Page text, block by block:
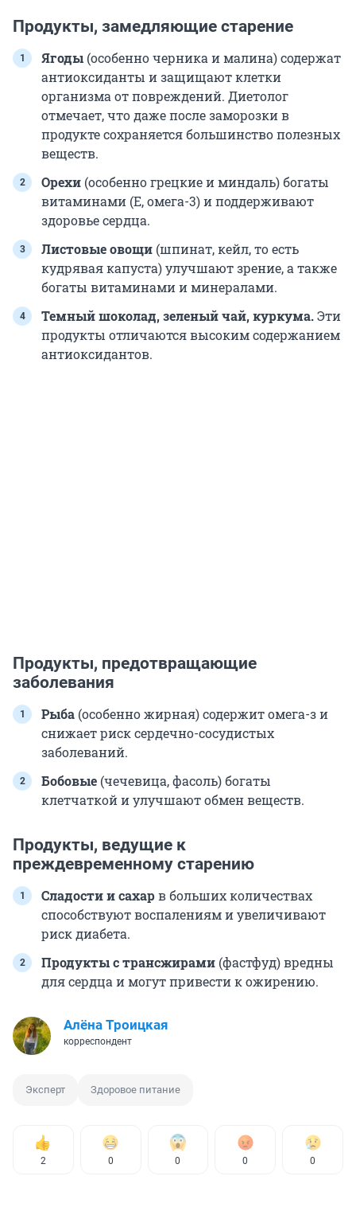
Продукты, замедляющие старение
Ягоды (особенно черника и малина) содержат
антиоксиданты и защищают клетки
организма от повреждений. Диетолог
отмечает, что даже после заморозки в
продукте сохраняется большинство полезных
веществ.
Орехи (особенно грецкие и миндаль) богаты
витаминами (Е, омега-3) и поддерживают
здоровье сердца.
Листовые овощи (шпинат, кейл, то есть
кудрявая капуста) улучшают зрение, а также
богаты витаминами и минералами.
Темный шоколад, зеленый чай, куркума.Эти
продукты отличаются высоким содержанием
антиоксидантов.
Продукты, предотвращающие
заболевания
Рыба (особенно жирная) содержит омега-з и
снижает риск сердечно-сосудистых
заболеваний.
Бобовые (чечевица, фасоль) богаты
клетчаткой и улучшают обмен веществ.
Продукты, ведущие к
преждевременному старению
Сладости и сахарв больших количествах
способствуют воспалениям и увеличивают
риск диабета.
Продукты с трансжирами (фастфуд) вредны
для сердца и могут привести к ожирению.
Алёна Троицкая
корреспондент
Эксперт Здоровое питание
2 0 0 0 0